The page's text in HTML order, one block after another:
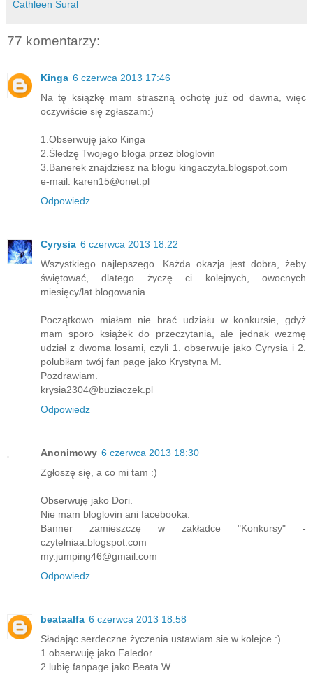
Cathleen Sural
77 komentarzy:
Kinga 6 czerwca 2013 17:46
Na tę książkę mam straszną ochotę już od dawna, więc
oczywiście się zgłaszam:)
1.Obserwuję jako Kinga
2.Śledzę Twojego bloga przez bloglovin
3.Banerek znajdziesz na blogu kingaczyta.blogspot.com
e-mail: karen15@onet.pl
Odpowiedz
Cyrysia 6 czerwca 2013 18:22
Wszystkiego najlepszego. Każda okazja jest dobra, żeby
świętować, dlatego życzę ci kolejnych, owocnych
miesięcy/lat blogowania.
Początkowo miałam nie brać udziału w konkursie, gdyż
mam sporo książek do przeczytania, ale jednak wezmę
udział z dwoma losami, czyli 1. obserwuje jako Cyrysia i 2.
polubiłam twój fan page jako Krystyna M.
Pozdrawiam.
krysia2304@buziaczek.pl
Odpowiedz
Anonimowy 6 czerwca 2013 18:30
Zgłoszę się, a co mi tam :)
Obserwuję jako Dori.
Nie mam bloglovin ani facebooka.
Banner zamieszczę w zakładce "Konkursy" -
czytelniaa.blogspot.com
my.jumping46@gmail.com
Odpowiedz
beataalfa 6 czerwca 2013 18:58
Sładając serdeczne życzenia ustawiam sie w kolejce :)
1 obserwuję jako Faledor
2 lubię fanpage jako Beata W.